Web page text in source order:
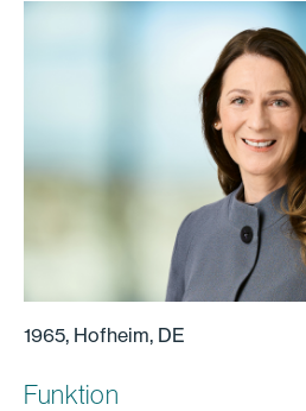
1965, Hofheim, DE
Funktion